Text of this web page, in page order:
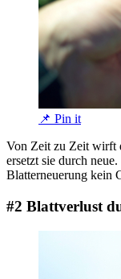
📌 Pin it
Von Zeit zu Zeit wirft
ersetzt sie durch
Blatterneuerung kein
#2 Blattverlust